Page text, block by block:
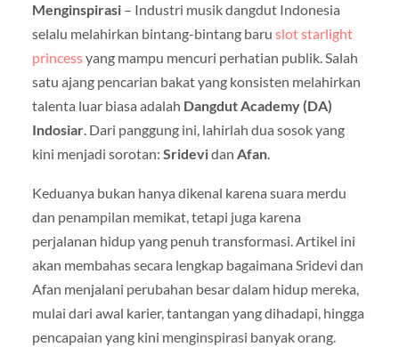
Menginspirasi– Industri musik dangdut Indonesia
selalu melahirkan bintang-bintang baru slot starlight
princessyang mampu mencuri perhatian publik. Salah
satu ajang pencarian bakat yang konsisten melahirkan
talenta luar biasa adalah Dangdut Academy (DA)
Indosiar. Dari panggung ini, lahirlah dua sosok yang
kini menjadi sorotan: Sridevidan Afan.
Keduanya bukan hanya dikenal karena suara merdu
dan penampilan memikat, tetapi juga karena
perjalanan hidup yang penuh transformasi. Artikel ini
akan membahas secara lengkap bagaimana Sridevi dan
Afan menjalani perubahan besar dalam hidup mereka,
mulai dari awal karier, tantangan yang dihadapi, hingga
pencapaian yang kini menginspirasi banyak orang.